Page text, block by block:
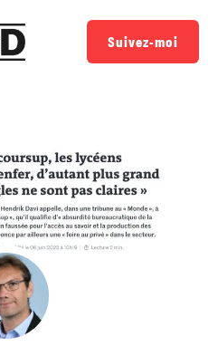
Suivez-moi